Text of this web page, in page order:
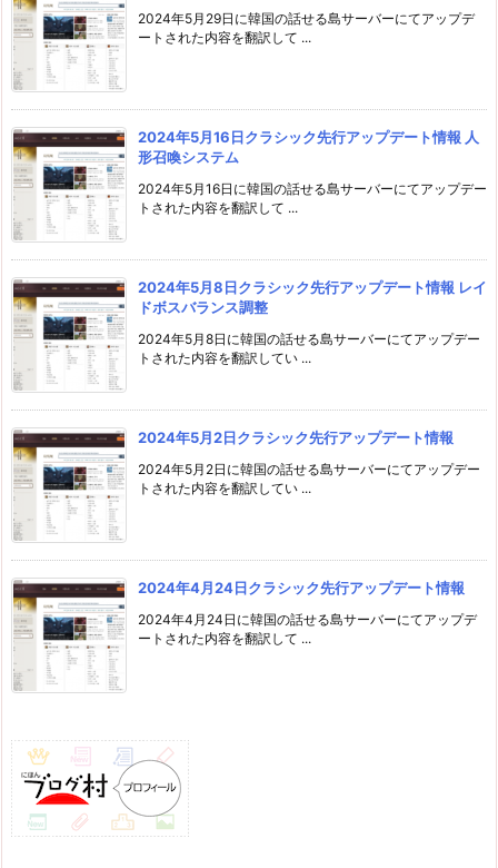
2024年5月29日に韓国の話せる島サーバーにてアップデ
ートされた内容を翻訳して ...
2024年5月16日クラシック先行アップデート情報 人
形召喚システム
2024年5月16日に韓国の話せる島サーバーにてアップデー
トされた内容を翻訳して ...
2024年5月8日クラシック先行アップデート情報 レイ
ドボスバランス調整
2024年5月8日に韓国の話せる島サーバーにてアップデー
トされた内容を翻訳してい ...
2024年5月2日クラシック先行アップデート情報
2024年5月2日に韓国の話せる島サーバーにてアップデー
トされた内容を翻訳してい ...
2024年4月24日クラシック先行アップデート情報
2024年4月24日に韓国の話せる島サーバーにてアップデ
ートされた内容を翻訳して ...